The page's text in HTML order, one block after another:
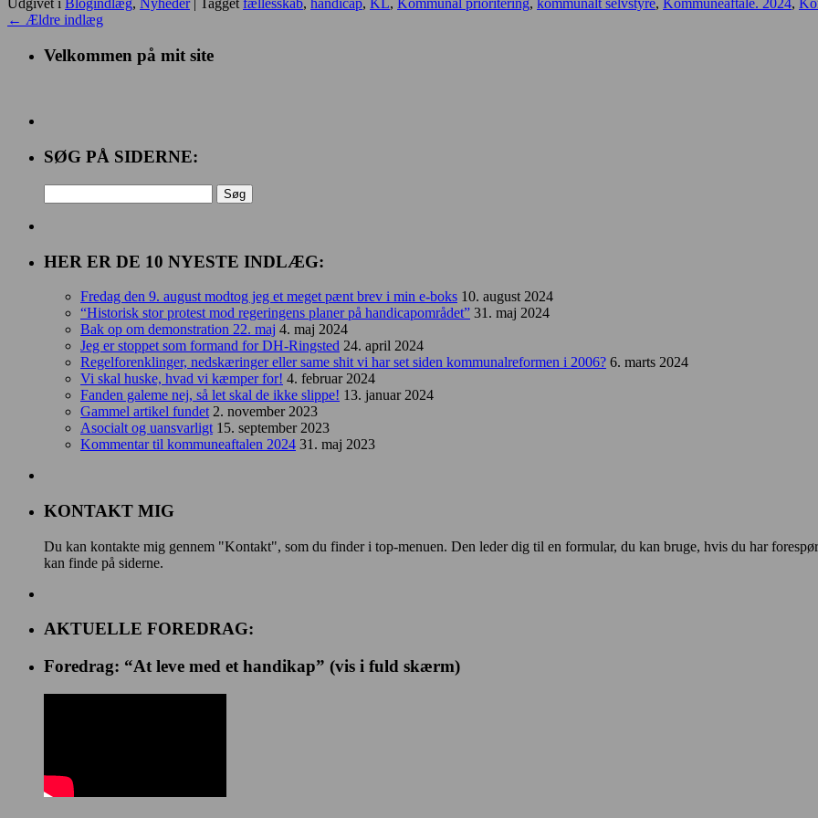
Udgivet i Blogindlæg, Nyheder | Tagget fællesskab, handicap, KL, Kommunal prioritering, kommunalt selvstyre, Kommuneaftale. 2024,
← Ældre indlæg
Velkommen på mit site
SØG PÅ SIDERNE:
efter:
HER ER DE 10 NYESTE INDLÆG:
Fredag den 9. august modtog jeg et meget pænt brev i min e-boks 10. august 2024
“Historisk stor protest mod regeringens planer på handicapområdet” 31. maj 2024
Bak op om demonstration 22. maj 4. maj 2024
Jeg er stoppet som formand for DH-Ringsted 24. april 2024
Regelforenklinger, nedskæringer eller same shit vi har set siden kommunalreformen i 2006? 6. marts 2024
Vi skal huske, hvad vi kæmper for! 4. februar 2024
Fanden galeme nej, så let skal de ikke slippe! 13. januar 2024
Gammel artikel fundet 2. november 2023
Asocialt og uansvarligt 15. september 2023
Kommentar til kommuneaftalen 2024 31. maj 2023
KONTAKT MIG
Du kan kontakte mig gennem "Kontakt", som du finder i top-menuen. Den leder dig til en formular, du kan bruge, hvis du har
kan finde på siderne.
AKTUELLE FOREDRAG:
Foredrag: “At leve med et handikap” (vis i fuld skærm)